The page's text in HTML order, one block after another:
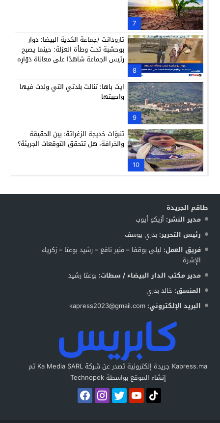
7
8
تارودانت /جماعة الكدية البيضا: دوار
بوحشبة تحت وطأة العزلة: حينما يصبح
رئيس الجماعة شاهدًا على معاناة دَوّارِه
9
ايت باها: تنالت بلدتي التي ولدت فيها
واحببتها
10
تنبؤات خديجة الزغراتة: بين الحقيقة
والخرافة، هل تتحقق التوقعات الجريئة؟
طاقم الجريدة
مدير النشر: أزيكو أيوب
رئيس التحرير: بدري يوسف
فريق العمل: ليلى بوقفا – منير نافع – رشيد بوعتا – زكرياء
الإشرة
مدير مكتب الدار البيضاء / سطات: بوعتا رشيد
المنسق: خالد بدري
البريد الإلكتروني: kapress2023@gmail.com
Kapress.ma جريدة إلكترونية تصدر عن شركة Ka Media SARL تم
إنشاء الموقع بواسطة Technopek